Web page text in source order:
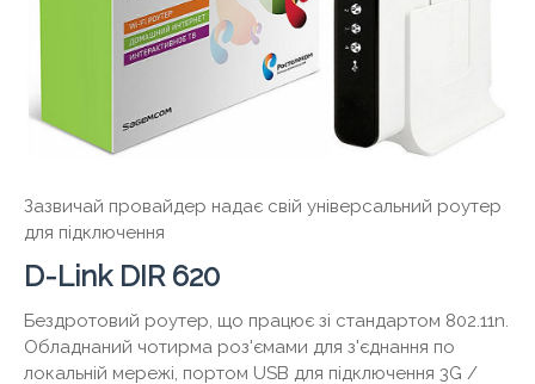
Зазвичай провайдер надає свій універсальний роутер
для підключення
D-Link DIR 620
Бездротовий роутер, що працює зі стандартом 802.11n.
Обладнаний чотирма роз'ємами для з'єднання по
локальній мережі, портом USB для підключення 3G /